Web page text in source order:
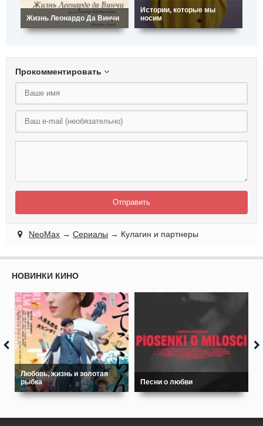
Жизнь Леонардо Да Винчи
Истории, которые мы
носим
Прокомментировать
Отправить
NeoMax → Сериалы → Кулагин и партнеры
НОВИНКИ КИНО
Любовь, жизнь и золотая
рыбка
Песни о любви